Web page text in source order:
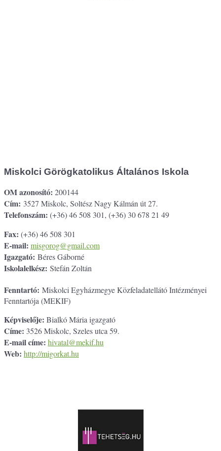
Miskolci Görögkatolikus Általános Iskola
OM azonosító: 200144
Cím: 3527 Miskolc, Soltész Nagy Kálmán út 27.
Telefonszám: (+36) 46 508 301, (+36) 30 678 21 49
Fax: (+36) 46 508 301
E-mail: misgorog@gmail.com
Igazgató: Béres Gáborné
Iskolalelkész: Stefán Zoltán
Fenntartó: Miskolci Egyházmegye Közfeladatellátó Intézményei
Fenntartója (MEKIF)
Képviselője: Bialkó Mária igazgató
Címe: 3526 Miskolc, Szeles utca 59.
E-mail címe: hivatal@mekif.hu
Web: http://migorkat.hu